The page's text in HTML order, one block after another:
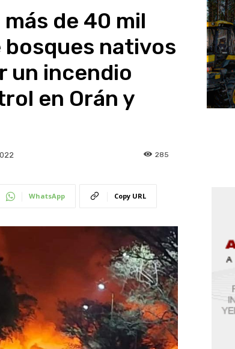
de 40 mil
nativos
un incendio
en Orán y
285
WhatsApp Copy URL